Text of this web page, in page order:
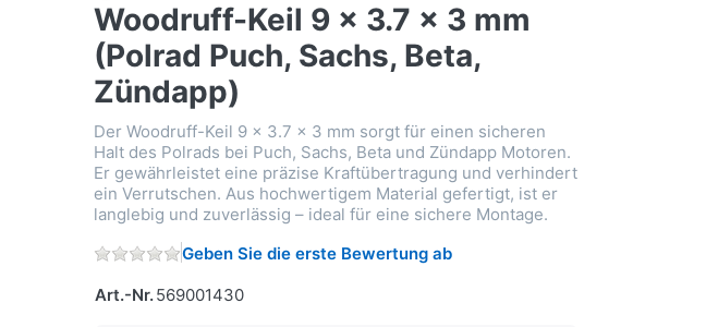
Woodruff-Keil 9 x 3.7 x 3 mm
(Polrad Puch, Sachs, Beta,
Zündapp)
Der Woodruff-Keil 9 x 3.7 x 3 mm sorgt für einen sicheren
Halt des Polrads bei Puch, Sachs, Beta und Zündapp Motoren.
Er gewährleistet eine präzise Kraftübertragung und verhindert
ein Verrutschen. Aus hochwertigem Material gefertigt, ist er
langlebig und zuverlässig – ideal für eine sichere Montage.
Geben Sie die erste Bewertung ab
Art.-Nr.569001430